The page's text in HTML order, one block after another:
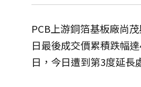
PCB上游銅箔基板廠尚
日最後成交價累積跌幅
日，今日遭到第3度延長